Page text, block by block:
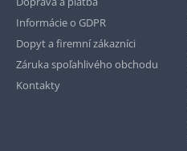
Informácie o GDPR
Dopyt a firemní zákazníci
Záruka spoľahlivého obchodu
Kontakty